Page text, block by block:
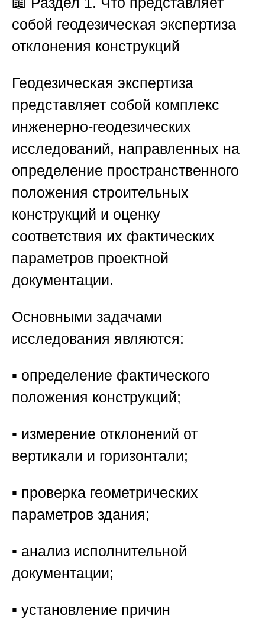
собой геодезическая экспертиза
отклонения конструкций
Геодезическая экспертиза
представляет собой комплекс
инженерно-геодезических
исследований, направленных на
определение пространственного
положения строительных
конструкций и оценку
соответствия их фактических
параметров проектной
документации.
Основными задачами
исследования являются:
▪️ определение фактического
положения конструкций;
▪️ измерение отклонений от
вертикали и горизонтали;
▪️ проверка геометрических
параметров здания;
▪️ анализ исполнительной
документации;
▪️ установление причин